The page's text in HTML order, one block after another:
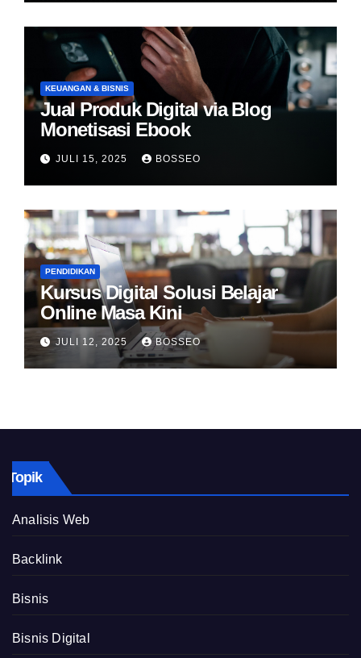
KEUANGAN & BISNIS
Jual Produk Digital via Blog
Monetisasi Ebook
JULI 15, 2025 BOSSEO
PENDIDIKAN
Kursus Digital Solusi Belajar
Online Masa Kini
JULI 12, 2025 BOSSEO
Topik
Analisis Web
Backlink
Bisnis
Bisnis Digital